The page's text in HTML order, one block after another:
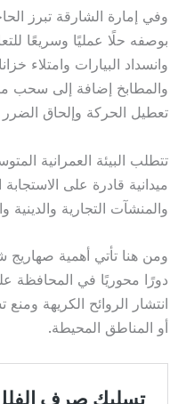
وفي إمارة الشارقة تبرز
بوصفه حلًا عمليًا وسريعًا
وانسداد البيارات وامتلاء
والمطابخ إضافة إلى سحب
تعطيل الحركة وإلحاق الضرر
تتطلب البيئة العمرانية
ميدانية قادرة على
والمنشآت التجارية والدينية
ومن هنا تأتي أهمية
دورًا محوريًا في المحافظة
انتشار الروائح الكريهة
أو المناطق المحيطة.